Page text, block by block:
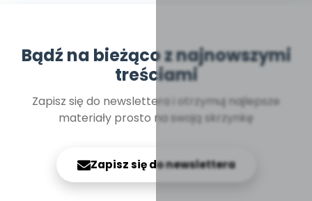
Bądź na bieżąco z najnowszymi
treściami
Zapisz się do newslettera i otrzymuj najlepsze
materiały prosto na swoją skrzynkę
Zapisz się do newslettera